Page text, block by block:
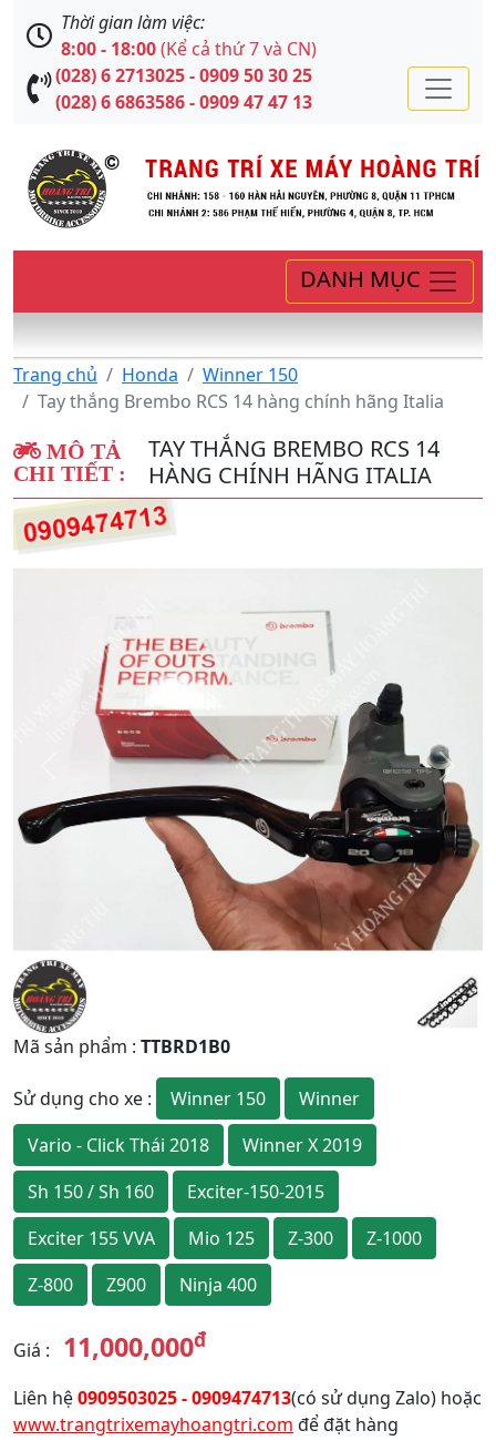
Thời gian làm việc:
8:00 - 18:00(Kể cả thứ 7 và CN)
(028) 6 2713025 - 0909 50 30 25
(028) 6 6863586 - 0909 47 47 13
DANH MỤC
Trang chủ Honda
Winner 150
Tay thắng Brembo RCS 14 hàng chính hãng Italia
MÔ TẢ
CHI TIẾT :
TAY THẮNG BREMBO RCS 14
HÀNG CHÍNH HÃNG ITALIA
Lại
Tiếp
theo
Mã sản phẩm : TTBRD1B0
Sử dụng cho xe : Winner 150
Winner
Vario - Click Thái 2018
Winner X 2019
Sh 150 / Sh 160
Exciter-150-2015
Exciter 155 VVA
Mio 125 Z-300
Z-1000
Z-800
Z900 Ninja 400
Giá : 11,000,000đ
Liên hệ0909503025 - 0909474713(có sử dụng Zalo) hoặc
www.trangtrixemayhoangtri.com để đặt hàng